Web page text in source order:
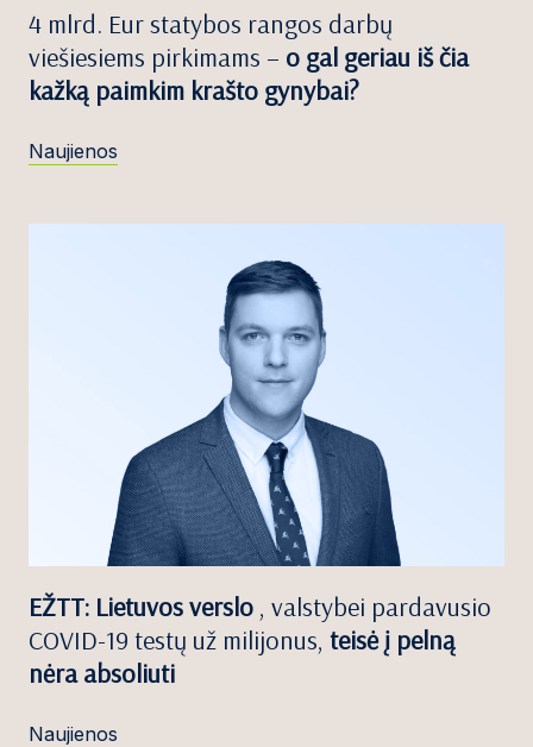
4 mlrd. Eur statybos rangos darbų
viešiesiems pirkimams – o gal geriau iš čia
kažką paimkim krašto gynybai?
Naujienos
EŽTT: Lietuvos verslo , valstybei pardavusio
COVID-19 testų už milijonus, teisė į pelną
nėra absoliuti
Naujienos